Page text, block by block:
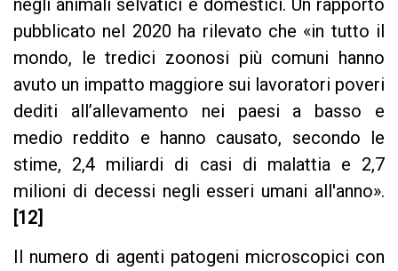
negli animali selvatici e domestici. Un rapporto
pubblicato nel 2020 ha rilevato che «in tutto il
mondo, le tredici zoonosi più comuni hanno
avuto un impatto maggiore sui lavoratori poveri
dediti all’allevamento nei paesi a basso e
medio reddito e hanno causato, secondo le
stime, 2,4 miliardi di casi di malattia e 2,7
milioni di decessi negli esseri umani all'anno».
[12]
Il numero di agenti patogeni microscopici con